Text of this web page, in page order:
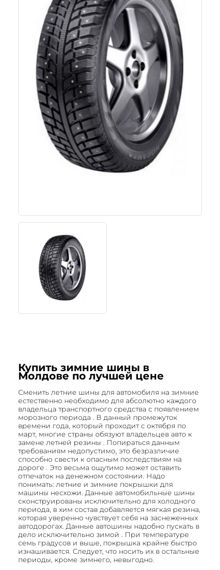
Купить зимние шины в
Молдове по лучшей цене
Сменить летние шины для автомобиля на зимние
естественно необходимо для абсолютно каждого
владельца транспортного средства с появлением
морозного периода . В данный промежуток
времени года, который проходит с октября по
март, многие страны обязуют владельцев авто к
замене летней резины . Попираться данным
требованиям недопустимо, это безразличие
способно свести к опасным последствиям на
дороге . Это весьма ощутимо может оставить
отпечаток на денежном состоянии. Надо
понимать: летние и зимние покрышки для
машины несхожи. Данные автомобильные шины
сконструированы исключительно для холодного
периода, в хим состав добавляется мягкая резина,
которая уверенно чувствует себя на заснеженных
автодорогах. Данные автошины надобно пускать в
дело исключительно зимой . При температуре
семь градусов и выше, покрышка крайне быстро
изнашивается. Следует, что носить их в остальные
периоды, кроме зимнего, невыгодно.